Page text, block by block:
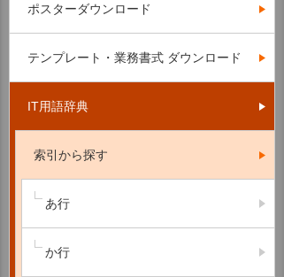
ポスターダウンロード
テンプレート・業務書式 ダウンロード
IT用語辞典
索引から探す
あ行
か行